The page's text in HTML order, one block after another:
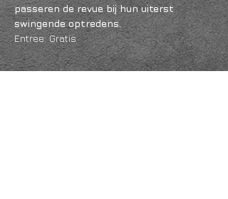
passeren de revue bij hun uiterst
swingende optredens.
Entree: Gratis